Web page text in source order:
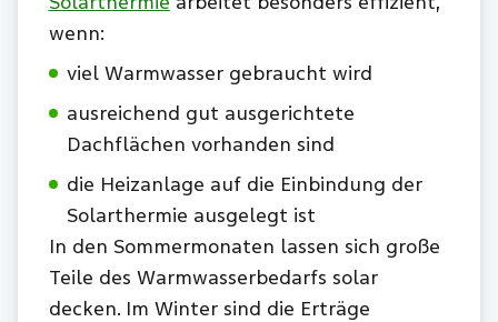
wenn:
viel Warmwasser gebraucht wird
ausreichend gut ausgerichtete
Dachflächen vorhanden sind
die Heizanlage auf die Einbindung der
Solarthermie ausgelegt ist
In den Sommermonaten lassen sich große
Teile des Warmwasserbedarfs solar
decken. Im Winter sind die Erträge